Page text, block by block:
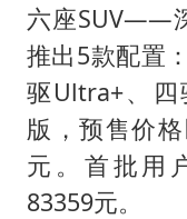
六座SUV——
推出5款配置
驱Ultra+、
版，预售价
元。首批用
83359元。